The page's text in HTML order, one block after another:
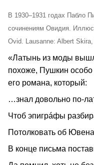
В 1930–1931 годах Пабло
сочинениям Овидия.
Ovid. Lausanne: Albert
«Латынь из моды
похоже, Пушкин особо
его романа, который:
…знал довольно по-
Чтоб эпигрáфы
Потолковать об
В конце письма